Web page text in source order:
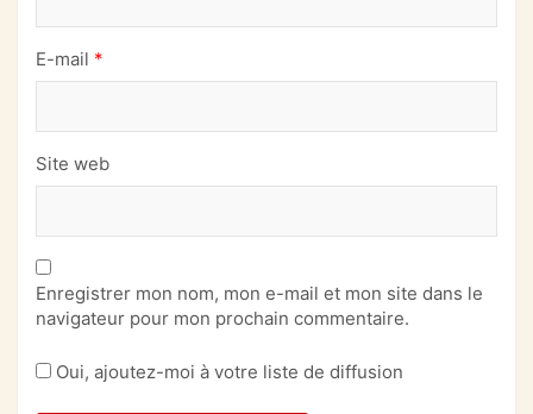
E-mail *
Site web
Enregistrer mon nom, mon e-mail et mon site dans le
navigateur pour mon prochain commentaire.
Oui, ajoutez-moi à votre liste de diffusion